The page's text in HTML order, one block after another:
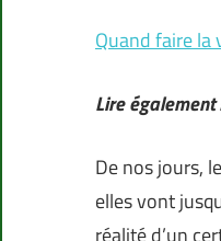
Quand faire la
Lire également
De nos jours,
elles vont